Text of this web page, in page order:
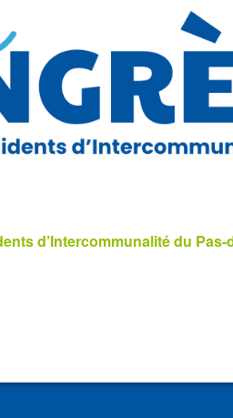
d’Intercommunalité du Pas-